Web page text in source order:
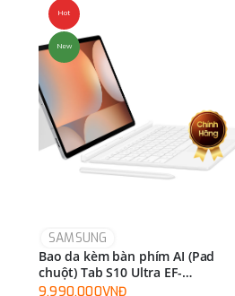
Hot
New
SAMSUNG
Bao da kèm bàn phím AI (Pad
chuột) Tab S10 Ultra EF-
DX925UBEGWW
9,990,000VNĐ